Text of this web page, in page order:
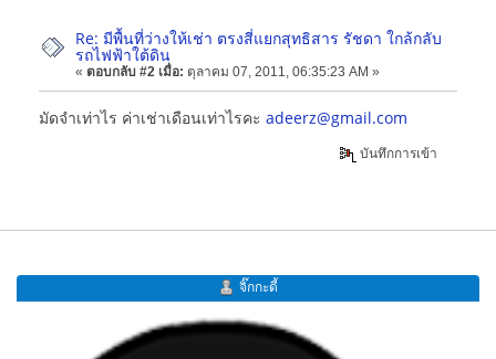
Re: มีพื้นที่ว่างให้เช่า ตรงสี่แยกสุทธิสาร รัชดา ใกล้กลับ
รถไฟฟ้าใต้ดิน
« ตอบกลับ #2 เมื่อ: ตุลาคม 07, 2011, 06:35:23 AM »
มัดจำเท่าไร ค่าเช่าเดือนเท่าไรคะ adeerz@gmail.com
บันทึกการเข้า
จิ๊กกะดี้